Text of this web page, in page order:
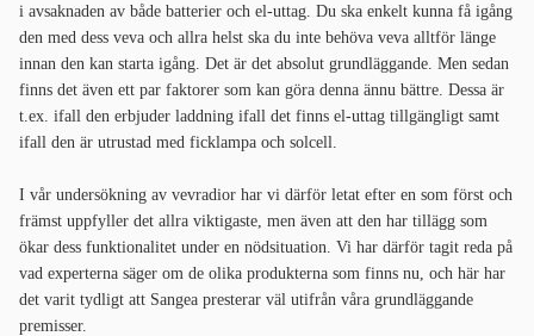
i avsaknaden av både batterier och el-uttag. Du ska enkelt kunna få igång
den med dess veva och allra helst ska du inte behöva veva alltför länge
innan den kan starta igång. Det är det absolut grundläggande. Men sedan
finns det även ett par faktorer som kan göra denna ännu bättre. Dessa är
t.ex. ifall den erbjuder laddning ifall det finns el-uttag tillgängligt samt
ifall den är utrustad med ficklampa och solcell.
I vår undersökning av vevradior har vi därför letat efter en som först och
främst uppfyller det allra viktigaste, men även att den har tillägg som
ökar dess funktionalitet under en nödsituation. Vi har därför tagit reda på
vad experterna säger om de olika produkterna som finns nu, och här har
det varit tydligt att Sangea presterar väl utifrån våra grundläggande
premisser.